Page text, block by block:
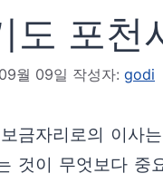
도 포천
월 09일 작성자: godi
금자리로의 이사
것이 무엇보다 중